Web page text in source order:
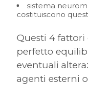
sistema
costituiscono
Questi 4 fattori
perfetto
eventuali
agenti esterni